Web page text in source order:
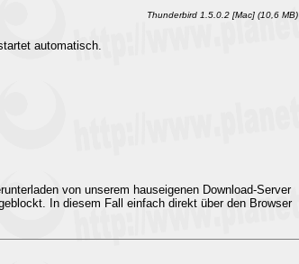
Thunderbird 1.5.0.2 [Mac] (10,6 MB)
automatisch.
von unserem hauseigenen Download-Server
In diesem Fall einfach direkt über den Browser